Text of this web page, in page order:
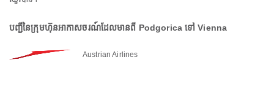
បញ្ជីនៃក្រុមហ៊ុនអាកាសចរណ៍ដែលមានពី Podgorica ទៅ Vienna
Austrian Airlines